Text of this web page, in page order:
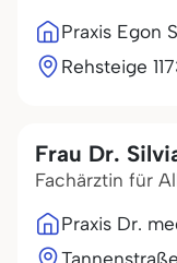
Praxis Egon
Rehsteige 11
Frau Dr.
Fachärztin für
Praxis Dr.
Tannenstraße